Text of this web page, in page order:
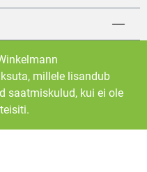
millele lisandub
saatmiskulud, kui ei ole